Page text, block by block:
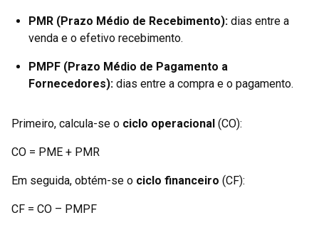
PMR (Prazo Médio de Recebimento): dias entre a
venda e o efetivo recebimento.
PMPF (Prazo Médio de Pagamento a
Fornecedores): dias entre a compra e o pagamento.
Primeiro, calcula-se o ciclo operacional (CO):
CO = PME + PMR
Em seguida, obtém-se o ciclo financeiro (CF):
CF = CO – PMPF